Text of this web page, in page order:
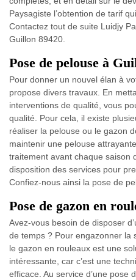
Paysagiste l’obtention de tarif
Contactez tout de suite Luidjy
Guillon 89420.
Pose de pelouse à
Pour donner un nouvel élan à
propose divers travaux. En
interventions de qualité, vous
qualité. Pour cela, il existe
réaliser la pelouse ou le gazon
maintenir une pelouse
traitement avant chaque saison
disposition des services pour
Confiez-nous ainsi la pose de
Pose de gazon en
Avez-vous besoin de disposer
de temps ? Pour engazonner la
le gazon en rouleaux est une
intéressante, car c’est une
efficace. Au service d’une pose